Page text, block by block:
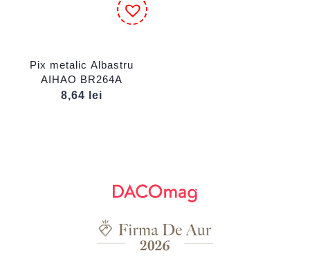
Pix metalic Albastru
AIHAO BR264A
8,64
lei